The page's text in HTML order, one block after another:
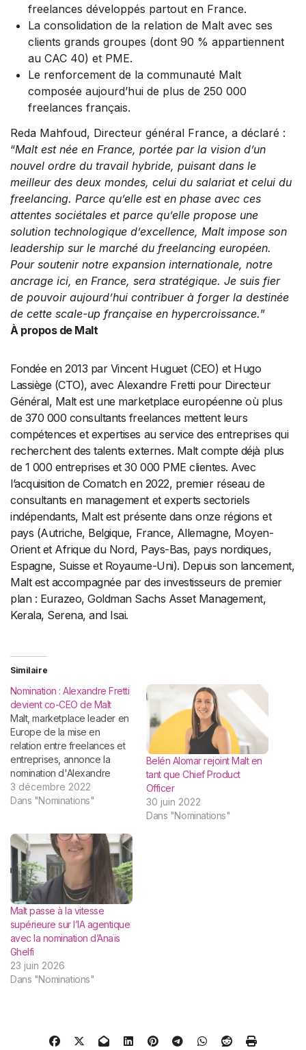
freelances développés partout en France.
La consolidation de la relation de Malt avec ses
clients grands groupes (dont 90 % appartiennent
au CAC 40) et PME.
​​Le renforcement de la communauté Malt
composée aujourd’hui de plus de 250 000
freelances français.
Reda Mahfoud, Directeur général France, a déclaré :
“Malt est née en France, portée par la vision d’un
nouvel ordre du travail hybride, puisant dans le
meilleur des deux mondes, celui du salariat et celui du
freelancing. Parce qu’elle est en phase avec ces
attentes sociétales et parce qu’elle propose une
solution technologique d’excellence, Malt impose son
leadership sur le marché du freelancing européen.
Pour soutenir notre expansion internationale, notre
ancrage ici, en France, sera stratégique. Je suis fier
de pouvoir aujourd’hui contribuer à forger la destinée
de cette scale-up française en hypercroissance.”
À propos de Malt
Fondée en 2013 par Vincent Huguet (CEO) et Hugo
Lassiège (CTO), avec Alexandre Fretti pour Directeur
Général, Malt est une marketplace européenne où plus
de 370 000 consultants freelances mettent leurs
compétences et expertises au service des entreprises qui
recherchent des talents externes. Malt compte déjà plus
de 1 000 entreprises et 30 000 PME clientes. Avec
l’acquisition de Comatch en 2022, premier réseau de
consultants en management et experts sectoriels
indépendants, Malt est présente dans onze régions et
pays (Autriche, Belgique, France, Allemagne, Moyen-
Orient et Afrique du Nord, Pays-Bas, pays nordiques,
Espagne, Suisse et Royaume-Uni). Depuis son lancement,
Malt est accompagnée par des investisseurs de premier
plan : Eurazeo, Goldman Sachs Asset Management,
Kerala, Serena, and Isai.
Similaire
Nomination : Alexandre Fretti
devient co-CEO de Malt
Malt, marketplace leader en
Europe de la mise en
relation entre freelances et
entreprises, annonce la
nomination d'Alexandre
Fretti au poste de co-CEO
de Malt, aux côtés de
depuis 2020, Alexandre
Fretti aura en charge
l'organisation globale et
quotidienne de Malt, avec
un…
3 décembre 2022
Dans "Nominations"
Belén Alomar rejoint Malt en
tant que Chief Product
Officer
30 juin 2022
Dans "Nominations"
Malt passe à la vitesse
supérieure sur l’IA agentique
avec la nomination d’Anaïs
Ghelfi
23 juin 2026
Dans "Nominations"